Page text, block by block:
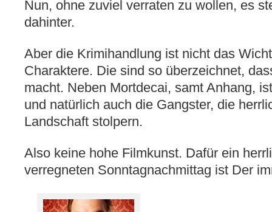
Nun, ohne zuviel verraten zu wollen, es
dahinter.
Aber die Krimihandlung ist nicht das
Charaktere. Die sind so überzeichnet,
macht. Neben Mortdecai, samt Anhang,
und natürlich auch die Gangster, die
Landschaft stolpern.
Also keine hohe Filmkunst. Dafür ein
verregneten Sonntagnachmittag ist Der